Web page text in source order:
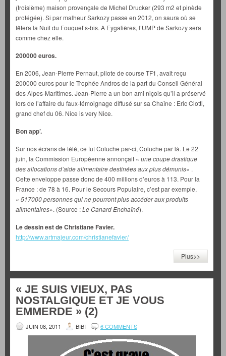
(troisième) maison provençale de Michel Drucker (293 m2 et pinède
protégée). Si par malheur Sarkozy passe en 2012, on saura où se
fêtera la Nuit du Fouquet’s-bis. A Eygalières, l’UMP de Sarkozy sera
comme chez elle.
200000 euros.
En 2006, Jean-Pierre Pernaut, pilote de course TF1, avait reçu
200000 euros pour le Trophée Andros de la part du Conseil Général
des Alpes-Maritimes. Jean-Pierre a un bon ami niçois qu’il a préservé
lors de l’affaire du faux-témoignage diffusé sur sa Chaîne : Eric Ciotti,
grand chef du 06. Nice is very Nice.
Bon app’.
Sur nos écrans de télé, ce fut Coluche par-ci, Coluche par là. Le 22
juin, la Commission Européenne annonçait « une coupe drastique
des allocations d’aide alimentaire destinées aux plus démunis« .
Cette enveloppe passe donc de 400 millions d’euros à 113. Pour la
France : de 78 à 16. Pour le Secours Populaire, c’est par exemple,
« 517000 personnes quine pourront plus accéder aux produits
alimentaires». (Source :Le Canard Enchaîné).
Le dessin est de Christiane Favier.
http://www.artmajeur.com/christianefavier/
Plus>>
« JE SUIS VIEUX, PAS
NOSTALGIQUE ET JE VOUS
EMMERDE » (2)
JUIN 08, 2011 BIBI 6 COMMENTS